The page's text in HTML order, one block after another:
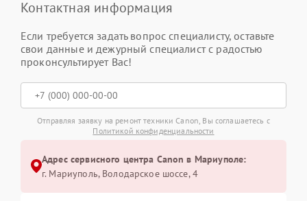
Контактная информация
Если требуется задать вопрос специалисту, оставьте
свои данные и дежурный специалист с радостью
проконсультирует Вас!
Отправляя заявку на ремонт техники Canon, Вы соглашаетесь с
Политикой конфиденциальности
Адрес сервисного центра Canon в Мариуполе:
г. Мариуполь, Володарское шоссе, 4